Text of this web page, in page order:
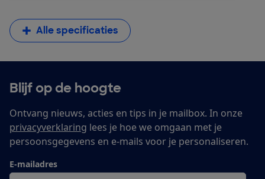
Alle specificaties
Blijf op de hoogte
Ontvang nieuws, acties en tips in je mailbox. In onze
privacyverklaring lees je hoe we omgaan met je
persoonsgegevens en e-mails voor je personaliseren.
E-mailadres